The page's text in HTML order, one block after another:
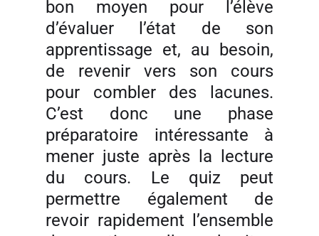
bon moyen pour l’élève
d’évaluer l’état de son
apprentissage et, au besoin,
de revenir vers son cours
pour combler des lacunes.
C’est donc une phase
préparatoire intéressante à
mener juste après la lecture
du cours. Le quiz peut
permettre également de
revoir rapidement l’ensemble